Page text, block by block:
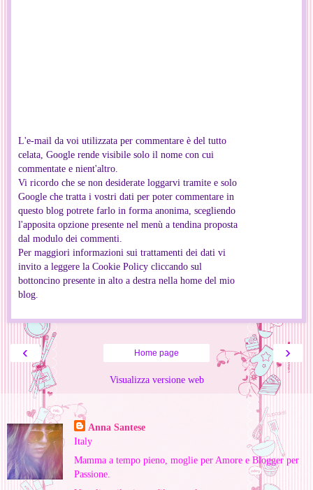
L'e-mail da voi utilizzata per commentare è del tutto
celata, Google rende visibile solo il nome con cui
commentate e nient'altro.
Vi ricordo che se non desiderate loggarvi tramite e solo
Google che tratta i vostri dati per poter commentare in
questo blog potrete farlo in forma anonima, scegliendo
l'apposita opzione presente nel menù a tendina proposta
dal modulo dei commenti.
Per maggiori informazioni sui trattamenti dei dati vi
invito a leggere la Cookie Policy cliccando sul
bottoncino presente in alto a destra nella home del mio
blog.
‹ ›
Home page
Visualizza versione web
Informazioni personali
Anna Santese
Italy
Mamma a tempo pieno, moglie per Amore e Blogger per
Passione.